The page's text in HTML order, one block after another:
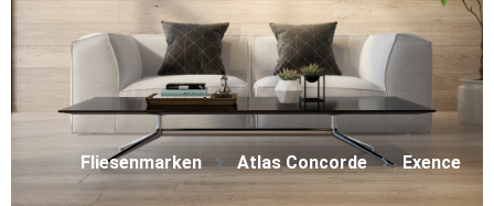
Fliesenmarken Atlas Concorde Exence